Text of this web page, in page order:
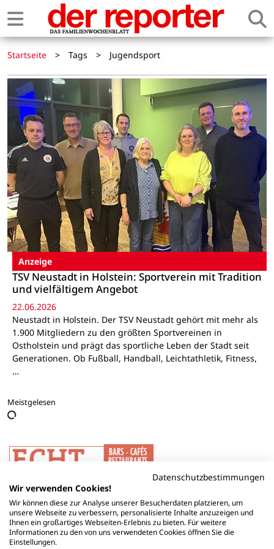
Startseite > Tags > Jugendsport
Anzeige
TSV Neustadt in Holstein: Sportverein mit Tradition
und vielfältigem Angebot
22.06.2026
Neustadt in Holstein. Der TSV Neustadt gehört mit mehr als
1.900 Mitgliedern zu den größten Sportvereinen in
Ostholstein und prägt das sportliche Leben der Stadt seit
Generationen. Ob Fußball, Handball, Leichtathletik, Fitness,
…
Meistgelesen
Datenschutzbestimmungen
Wir verwenden Cookies!
Wir können diese zur Analyse unserer Besucherdaten platzieren, um
unsere Webseite zu verbessern, personalisierte Inhalte anzuzeigen und
Ihnen ein großartiges Webseiten-Erlebnis zu bieten. Für weitere
Informationen zu den von uns verwendeten Cookies öffnen Sie die
Einstellungen.